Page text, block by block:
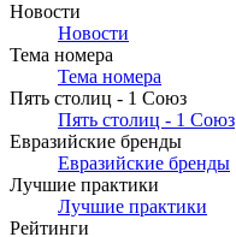
Новости
Новости
Тема номера
Тема номера
Пять столиц - 1 Союз
Пять столиц - 1 Союз
Евразийские бренды
Евразийские бренды
Лучшие практики
Лучшие практики
Рейтинги